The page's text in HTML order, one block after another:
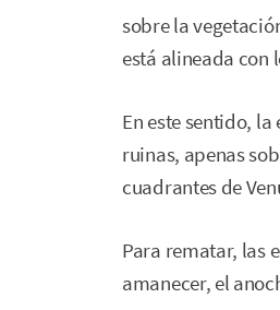
sobre la
está alineada con
En este sentido,
ruinas, apenas
cuadrantes de
Para rematar, las
amanecer, el